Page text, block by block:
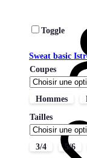
Toggle
Sweat basic
Coupes
Hommes
Tailles
3/4 5/6